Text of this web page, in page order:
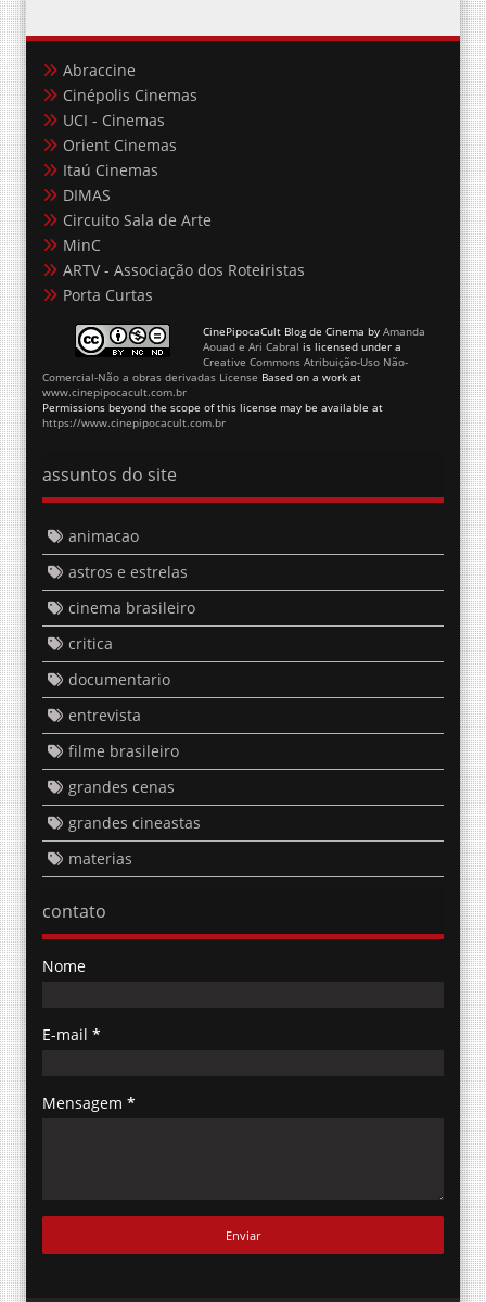
Abraccine
Cinépolis Cinemas
UCI - Cinemas
Orient Cinemas
Itaú Cinemas
DIMAS
Circuito Sala de Arte
MinC
ARTV - Associação dos Roteiristas
Porta Curtas
CinePipocaCult Blog de Cinema by Amanda
Aouad e Ari Cabral is licensed under a
Creative Commons Atribuição-Uso Não-
Comercial-Não a obras derivadas License Based on a work at
www.cinepipocacult.com.br
Permissions beyond the scope of this license may be available at
https://www.cinepipocacult.com.br
assuntos do site
animacao
astros e estrelas
cinema brasileiro
critica
documentario
entrevista
filme brasileiro
grandes cenas
grandes cineastas
materias
contato
Nome
E-mail *
Mensagem *